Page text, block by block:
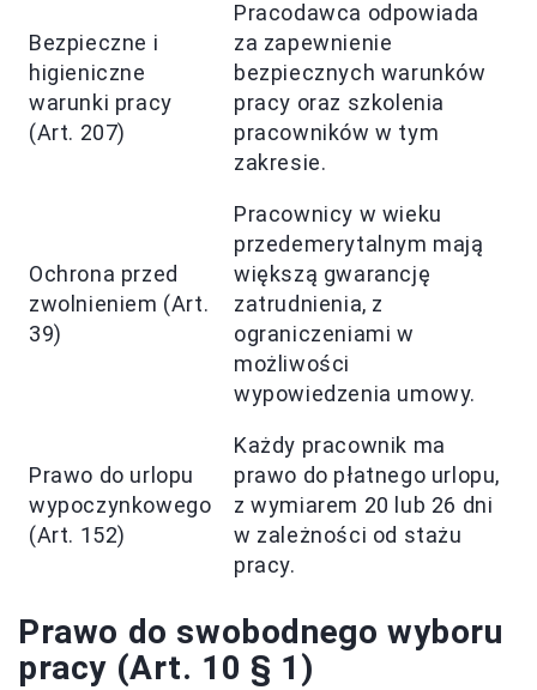
Bezpieczne i
higieniczne
warunki pracy
(Art. 207)
Pracodawca odpowiada
za zapewnienie
bezpiecznych warunków
pracy oraz szkolenia
pracowników w tym
zakresie.
Ochrona przed
zwolnieniem (Art.
39)
Pracownicy w wieku
przedemerytalnym mają
większą gwarancję
zatrudnienia, z
ograniczeniami w
możliwości
wypowiedzenia umowy.
Prawo do urlopu
wypoczynkowego
(Art. 152)
Każdy pracownik ma
prawo do płatnego urlopu,
z wymiarem 20 lub 26 dni
w zależności od stażu
pracy.
Prawo do swobodnego wyboru
pracy (Art. 10 § 1)